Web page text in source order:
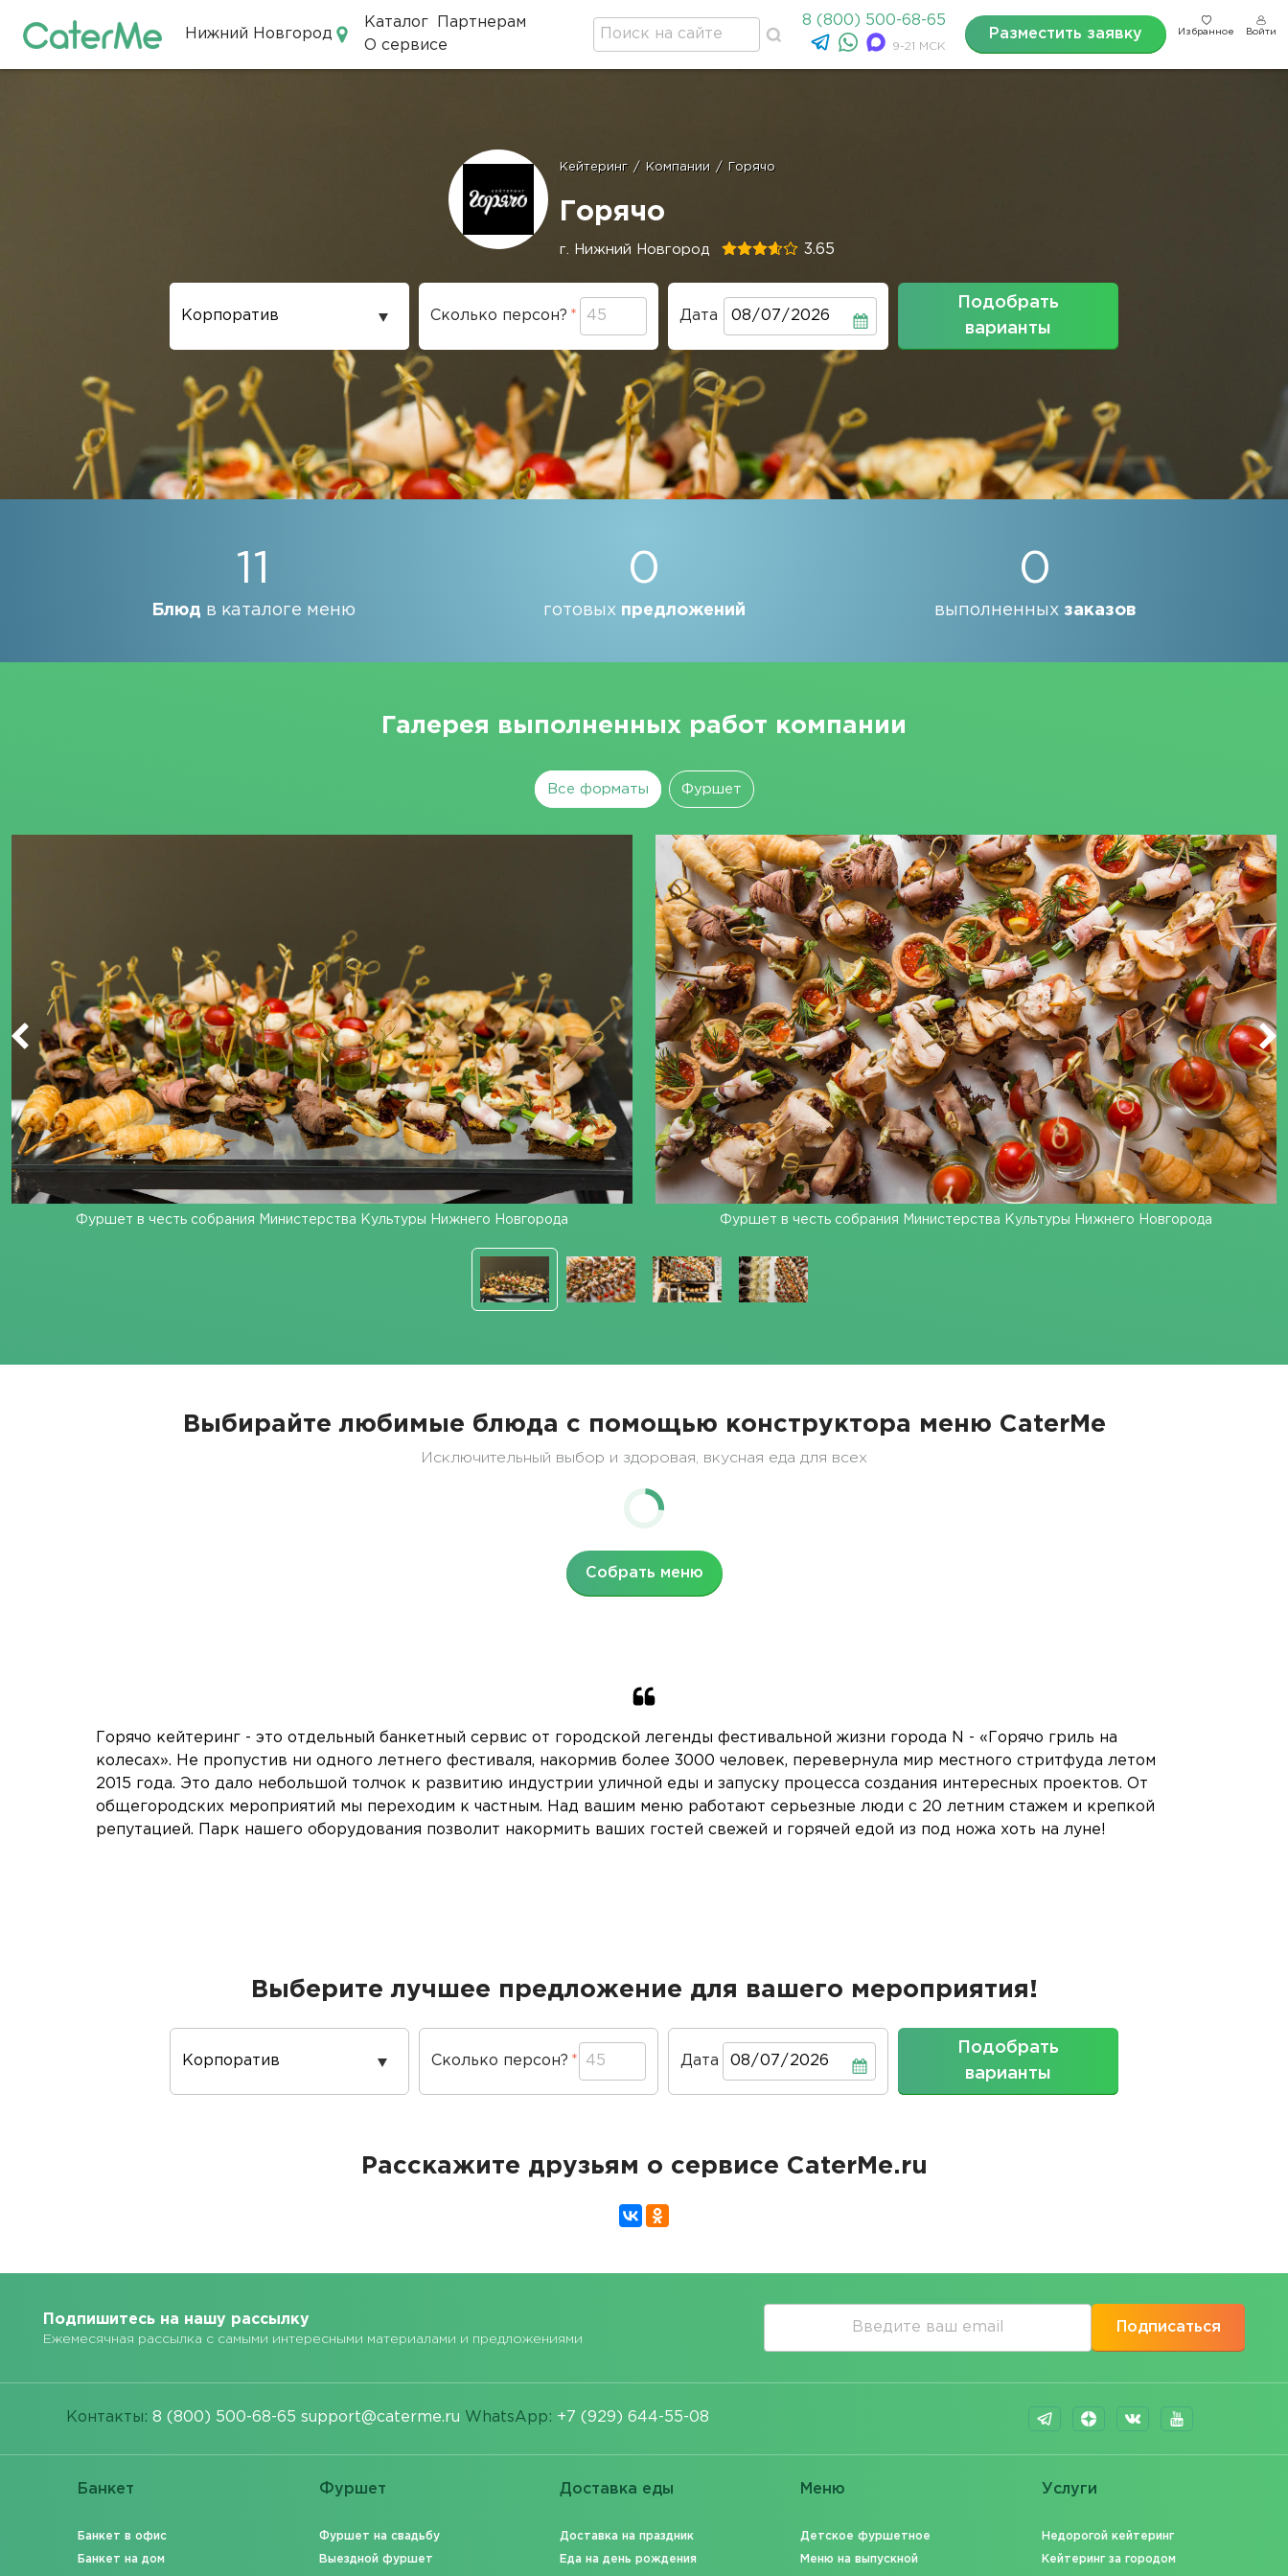
Нижний Новгород
Каталог
Партнерам
О сервисе
8 (800) 500-68-65
9-21 МСК
Разместить заявку Избранное Войти
Строка
Кейтеринг / Компании / Горячо
Горячо
г. Нижний Новгород 3.65
Повод
проведения
Сколько персон? Дата Дата
Подобрать
варианты
11
Блюд в каталоге меню
0
готовых предложений
0
выполненных заказов
Галерея выполненных работ компании
Все форматы Фуршет
Фуршет в честь собрания Министерства Культуры Нижнего Новгорода Фуршет в честь собрания Министерства Культуры Нижнего Новгорода
Выбирайте любимые блюда с помощью конструктора меню CaterMe
Исключительный выбор и здоровая, вкусная еда для всех
Собрать меню
Горячо кейтеринг - это отдельный банкетный сервис от городской легенды фестивальной жизни города N - «Горячо гриль на
колесах». Не пропустив ни одного летнего фестиваля, накормив более 3000 человек, перевернула мир местного стритфуда летом
2015 года. Это дало небольшой толчок к развитию индустрии уличной еды и запуску процесса создания интересных проектов. От
общегородских мероприятий мы переходим к частным. Над вашим меню работают серьезные люди с 20 летним стажем и крепкой
репутацией. Парк нашего оборудования позволит накормить ваших гостей свежей и горячей едой из под ножа хоть на луне!
Выберите лучшее предложение для вашего мероприятия!
Повод
проведения
Сколько персон? Дата Дата
Подобрать
варианты
Расскажите друзьям о сервисе CaterMe.ru
Подпишитесь на нашу рассылку
Ежемесячная рассылка с самыми интересными материалами и предложениями
Подписаться
Контакты: 8 (800) 500-68-65 support@caterme.ru WhatsApp: +7 (929) 644-55-08
Банкет
Банкет в офис
Банкет на дом
Фуршет
Фуршет на свадьбу
Выездной фуршет
Доставка еды
Доставка на праздник
Еда на день рождения
Меню
Детское фуршетное
Меню на выпускной
Услуги
Недорогой кейтеринг
Кейтеринг за городом